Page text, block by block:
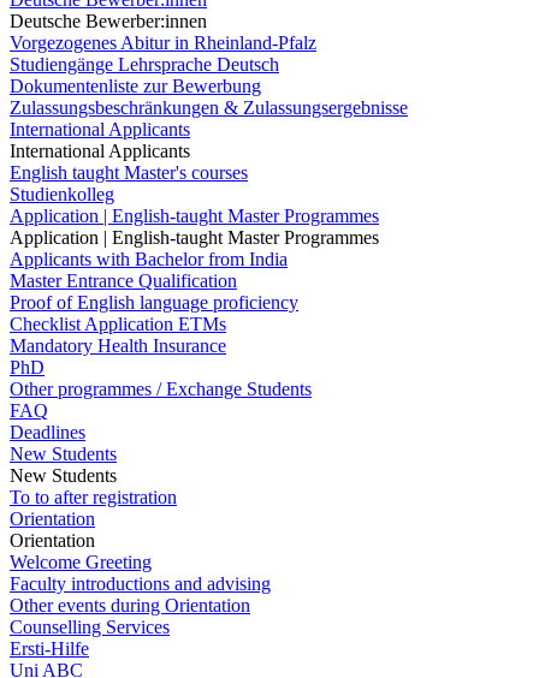
Deutsche Bewerber:innen
Vorgezogenes Abitur in Rheinland-Pfalz
Studiengänge Lehrsprache Deutsch
Dokumentenliste zur Bewerbung
Zulassungsbeschränkungen & Zulassungsergebnisse
International Applicants
International Applicants
English taught Master's courses
Studienkolleg
Application | English-taught Master Programmes
Application | English-taught Master Programmes
Applicants with Bachelor from India
Master Entrance Qualification
Proof of English language proficiency
Checklist Application ETMs
Mandatory Health Insurance
PhD
Other programmes / Exchange Students
FAQ
Deadlines
New Students
New Students
To to after registration
Orientation
Orientation
Welcome Greeting
Faculty introductions and advising
Other events during Orientation
Counselling Services
Ersti-Hilfe
Uni ABC